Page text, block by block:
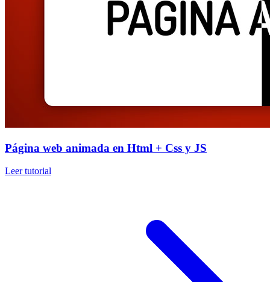
Página web animada en Html + Css y JS
Leer tutorial